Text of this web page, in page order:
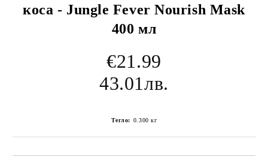
коса - Jungle Fever Nourish Mask
400 мл
€21.99
43.01лв.
Тегло: 0.300 кг